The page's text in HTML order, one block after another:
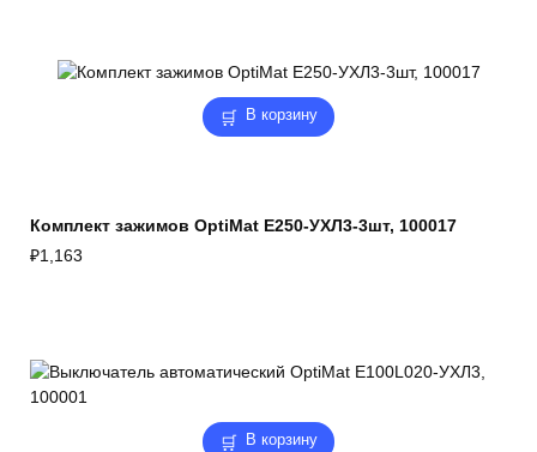
В корзину
Комплект зажимов OptiMat E250-УХЛ3-3шт, 100017
₽1,163
В корзину